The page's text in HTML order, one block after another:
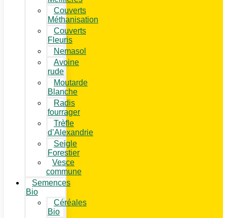
Couverts
Méthanisation
Couverts
Fleuris
Nemasol
Avoine
rude
Moutarde
Blanche
Radis
fourrager
Trèfle
d’Alexandrie
Seigle
Forestier
Vesce
commune
Semences
Bio
Céréales
Bio